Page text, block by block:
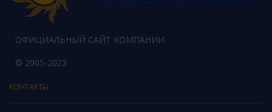
ОФИЦИАЛЬНЫЙ САЙТ КОМПАНИИ
© 2005-2023
КОНТАКТЫ